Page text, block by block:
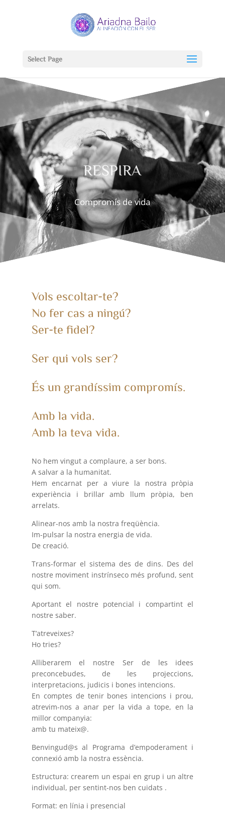
Select Page
RESPIRA
Compromís de vida
Vols escoltar-te?
No fer cas a ningú?
Ser-te fidel?
Ser qui vols ser?
És un grandíssim compromís.
Amb la vida.
Amb la teva vida.
No hem vingut a complaure, a ser bons.
A salvar a la humanitat.
Hem encarnat per a viure la nostra pròpia
experiència i brillar amb llum pròpia, ben
arrelats.
Alinear-nos amb la nostra freqüència.
Im-pulsar la nostra energia de vida.
De creació.
Trans-formar el sistema des de dins. Des del
nostre moviment instrínseco més profund, sent
qui som.
Aportant el nostre potencial i compartint el
nostre saber.
T’atreveixes?
Ho tries?
Alliberarem el nostre Ser de les idees
preconcebudes, de les projeccions,
interpretacions, judicis i bones intencions.
En comptes de tenir bones intencions i prou,
atrevim-nos a anar per la vida a tope, en la
millor companyia:
amb tu mateix@.
Benvingud@s al Programa d’empoderament i
connexió amb la nostra essència.
Estructura: crearem un espai en grup i un altre
individual, per sentint-nos ben cuidats .
Format: en línia i presencial